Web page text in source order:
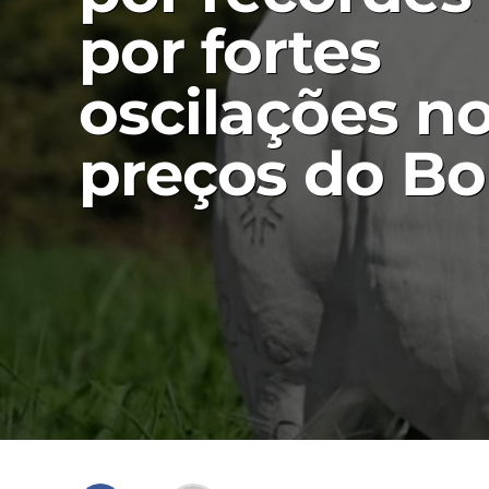
por fortes
oscilações
preços do